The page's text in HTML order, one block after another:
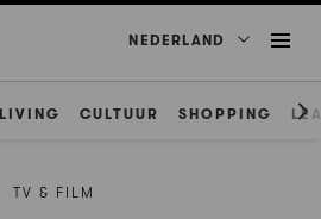
NEDERLAND
LIVING CULTUUR SHOPPING
TV & FILM